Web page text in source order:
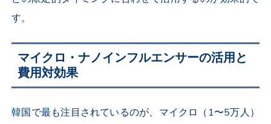
す。
マイクロ・ナノインフルエンサーの活用と
費用対効果
韓国で最も注目されているのが、マイクロ（ 1〜5万人）